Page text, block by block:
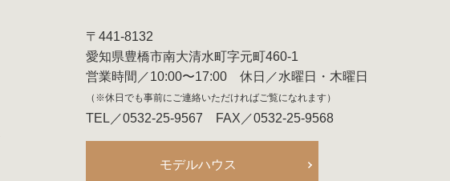
〒441-8132
愛知県豊橋市南大清水町字元町460-1
営業時間／10:00〜17:00 休日／水曜日・木曜日
（※休日でも事前にご連絡いただければご覧になれます）
TEL／0532-25-9567 FAX／0532-25-9568
モデルハウス